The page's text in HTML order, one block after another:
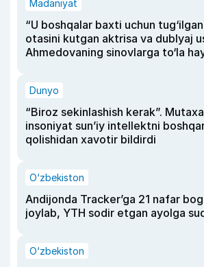
Madaniyat
“U boshqalar baxti uchun
otasini kutgan aktrisa va dublyaj
Ahmedovaning sinovlarga to‘la
Dunyo
“Biroz sekinlashish kerak”.
insoniyat sun’iy intellektni
qolishidan xavotir bildirdi
O‘zbekiston
Andijonda Tracker’ga 21 nafar
joylab, YTH sodir etgan ayolga
O‘zbekiston